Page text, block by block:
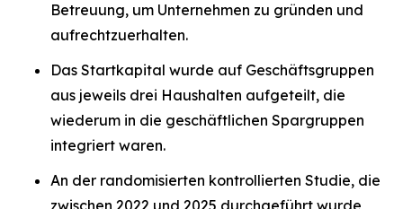
Betreuung, um Unternehmen zu gründen und
aufrechtzuerhalten.
Das Startkapital wurde auf Geschäftsgruppen
aus jeweils drei Haushalten aufgeteilt, die
wiederum in die geschäftlichen Spargruppen
integriert waren.
An der randomisierten kontrollierten Studie, die
zwischen 2022 und 2025 durchgeführt wurde,